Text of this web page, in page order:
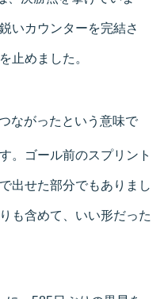
いカウンターを完結さ
止めました。
ながったという意味で
。ゴール前のスプリント
出せた部分でもありまし
も含めて、いい形だった